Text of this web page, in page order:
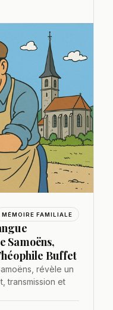
MÉMOIRE FAMILIALE
Samoëns,
Buffet
révèle un
transmission et